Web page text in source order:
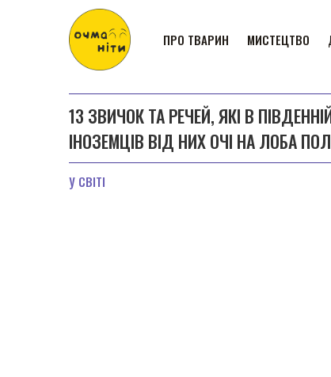
ПРО ТВАРИН МИСТЕЦТВО
13 ЗВИЧОК ТА РЕЧЕЙ, ЯКІ В
ІНОЗЕМЦІВ ВІД НИХ ОЧІ НА ЛОБА
У СВІТІ